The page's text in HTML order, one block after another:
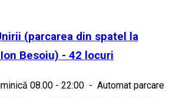
(parcarea din spatel la
Besoiu) - 42 locuri
08.00 - 22:00 - Automat parcare